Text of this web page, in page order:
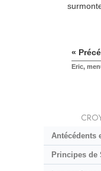
«
Eric,
Antécédents
Principes de